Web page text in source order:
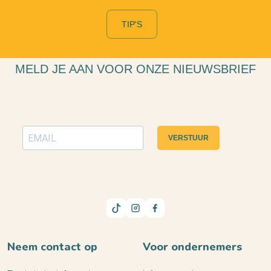
TIP'S
MELD JE AAN VOOR ONZE NIEUWSBRIEF
VERSTUUR
Neem contact op Voor ondernemers